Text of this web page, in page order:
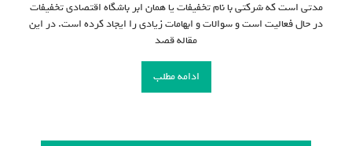
مدتی است که شرکتی با نام تخفیفات یا همان ابر باشگاه اقتصادی تخفیفات
در حال فعالیت است و سوالات و ابهامات زیادی را ایجاد کرده است. در این
مقاله قصد
ادامه مطلب